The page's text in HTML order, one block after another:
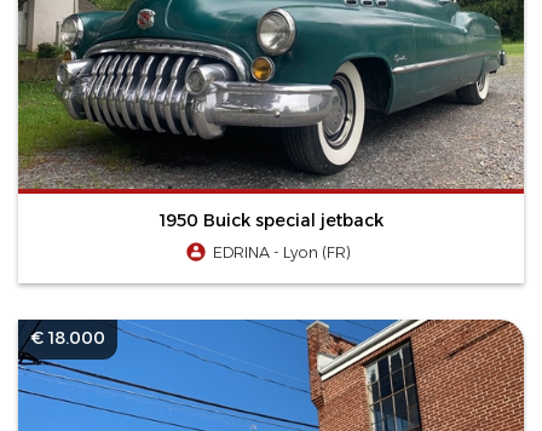
1950 Buick special jetback
EDRINA - Lyon (FR)
€ 18.000